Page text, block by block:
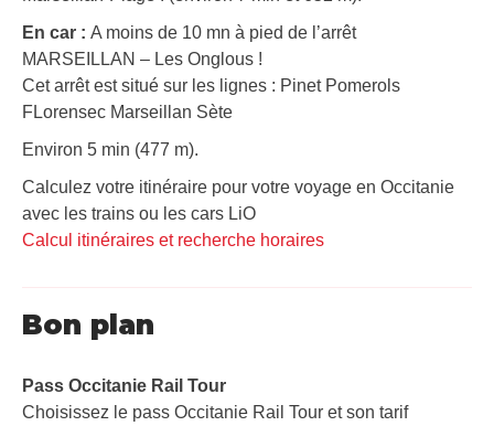
En car : A moins de 10 mn à pied de l’arrêt
MARSEILLAN – Les Onglous !
Cet arrêt est situé sur les lignes : Pinet Pomerols
FLorensec Marseillan Sète
Environ 5 min (477 m).
Calculez votre itinéraire pour votre voyage en Occitanie
avec les trains ou les cars LiO
Calcul itinéraires et recherche horaires
Bon plan
Pass Occitanie Rail Tour​
Choisissez le pass Occitanie Rail Tour et son tarif